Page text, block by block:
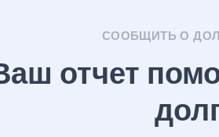
СООБЩИТЬ О
отчет